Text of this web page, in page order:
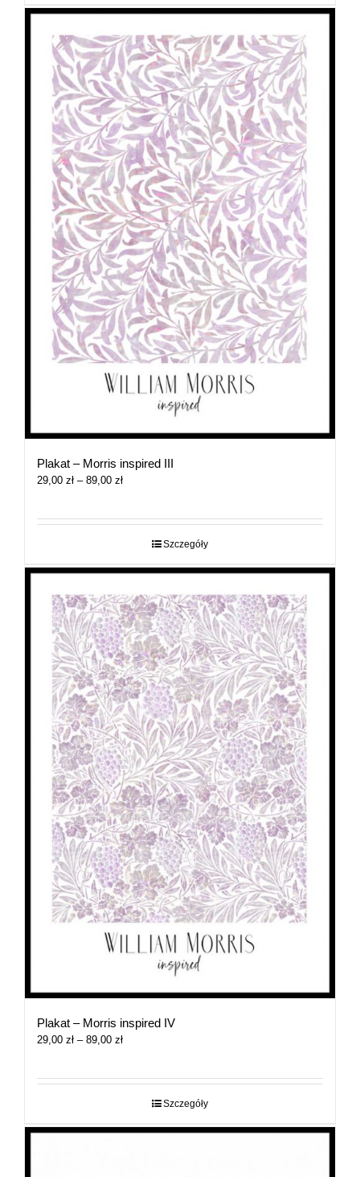
Plakat – Morris inspired III
29,00 zł – 89,00 złZakres
29,00 zł
Szczegóły
Plakat – Morris inspired IV
29,00 zł – 89,00 złZakres
29,00 zł
Szczegóły